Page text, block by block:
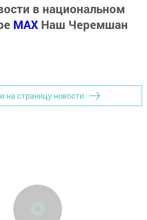
в национальном
MАХ Наш Черемшан
на страницу новости